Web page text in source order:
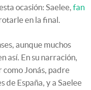
ocasión: Saelee, fan
en la final.
aunque muchos
así. En su narración,
como Jonás, padre
de España, y a Saelee